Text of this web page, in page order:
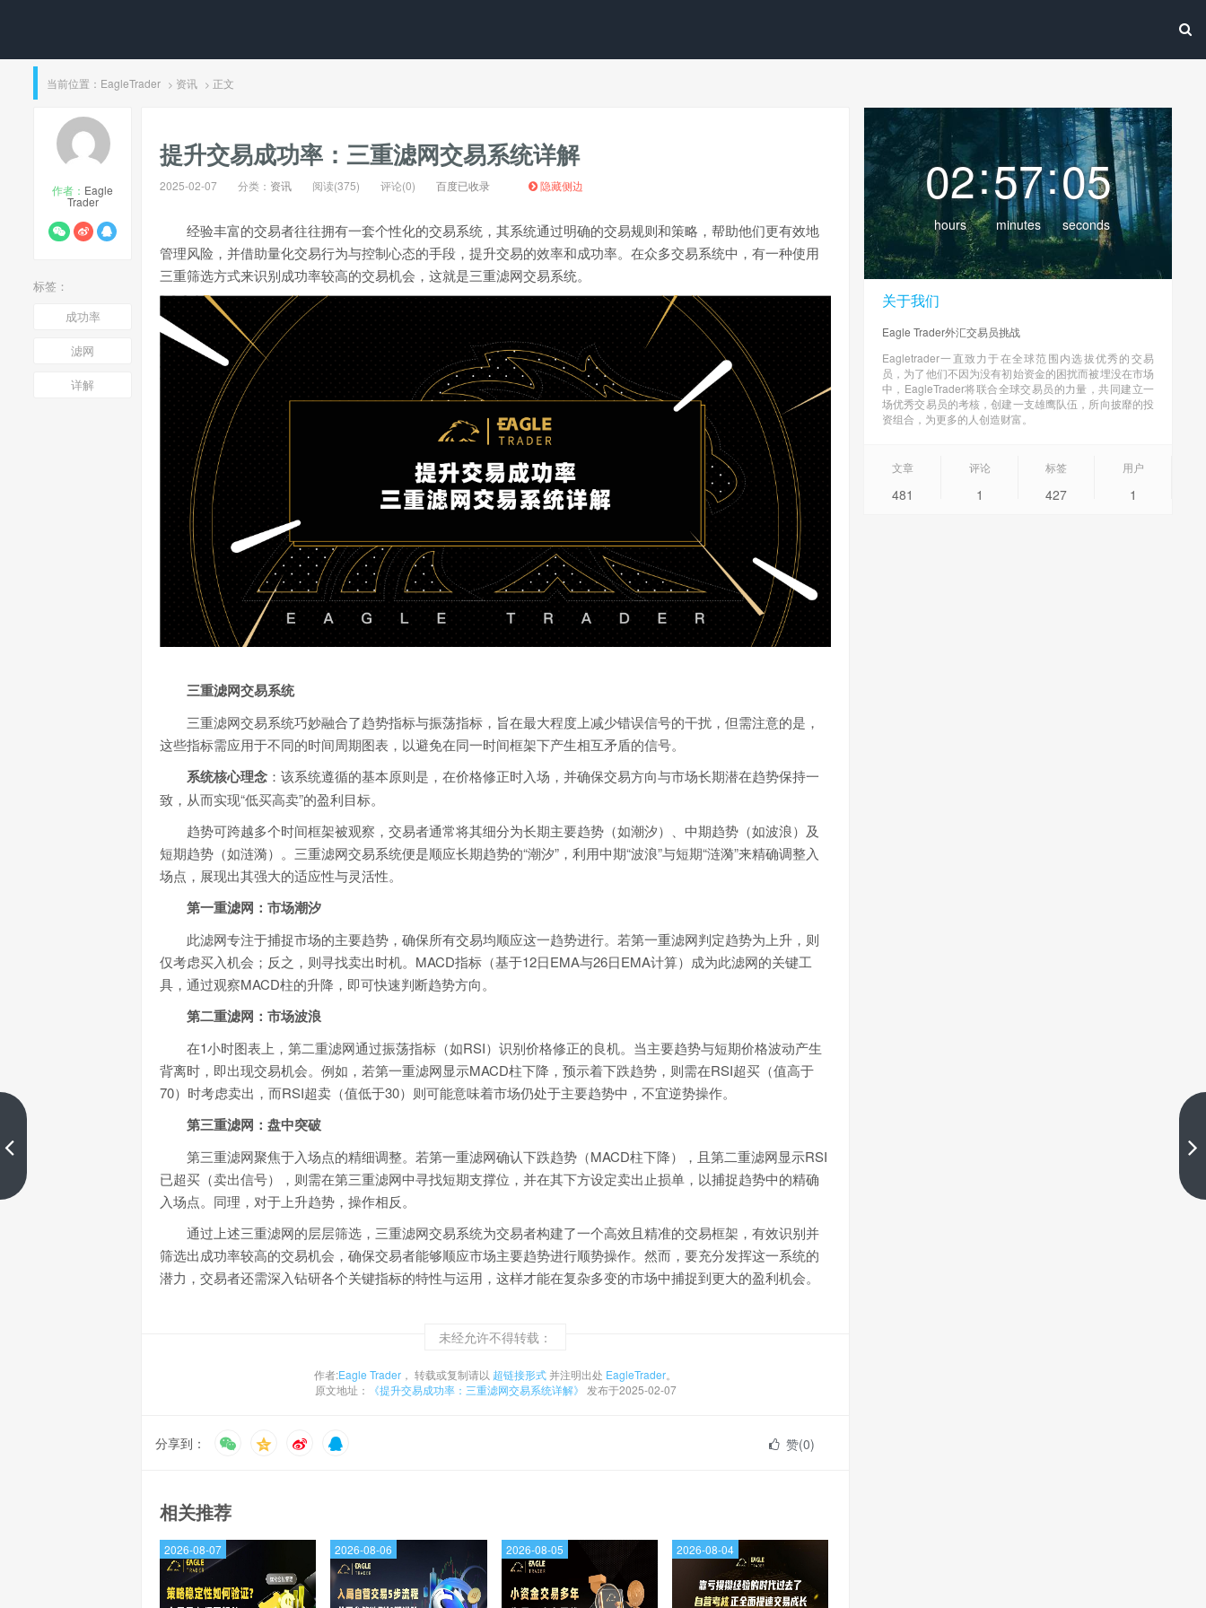
K线图新玩法：利用PinBar精准捕
上一篇
当前位置： EagleTrader > 资讯 > 正文
作者： Eagle
Trader
标签：
成功率
滤网
详解
​提升交易成功率：三重滤网交易系统详解
2025-02-07 分类： 资讯 阅读(375) 评论(0) 百度已收录 隐藏侧边
经验丰富的交易者往往拥有一套个性化的交易系统，其系统通过明确的交易规则和策略，帮助他们更有效地
管理风险，并借助量化交易行为与控制心态的手段，提升交易的效率和成功率。在众多交易系统中，有一种使用
三重筛选方式来识别成功率较高的交易机会，这就是三重滤网交易系统。
三重滤网交易系统
三重滤网交易系统巧妙融合了趋势指标与振荡指标，旨在最大程度上减少错误信号的干扰，但需注意的是，
这些指标需应用于不同的时间周期图表，以避免在同一时间框架下产生相互矛盾的信号。
系统核心理念 ：该系统遵循的基本原则是，在价格修正时入场，并确保交易方向与市场长期潜在趋势保持一
致，从而实现“低买高卖”的盈利目标。
趋势可跨越多个时间框架被观察，交易者通常将其细分为长期主要趋势（如潮汐）、中期趋势（如波浪）及
短期趋势（如涟漪）。三重滤网交易系统便是顺应长期趋势的“潮汐”，利用中期“波浪”与短期“涟漪”来精确调整入
场点，展现出其强大的适应性与灵活性。
第一重滤网：市场潮汐
此滤网专注于捕捉市场的主要趋势，确保所有交易均顺应这一趋势进行。若第一重滤网判定趋势为上升，则
仅考虑买入机会；反之，则寻找卖出时机。MACD指标（基于12日EMA与26日EMA计算）成为此滤网的关键工
具，通过观察MACD柱的升降，即可快速判断趋势方向。
第二重滤网：市场波浪
在1小时图表上，第二重滤网通过振荡指标（如RSI）识别价格修正的良机。当主要趋势与短期价格波动产生
背离时，即出现交易机会。例如，若第一重滤网显示MACD柱下降，预示着下跌趋势，则需在RSI超买（值高于
70）时考虑卖出，而RSI超卖（值低于30）则可能意味着市场仍处于主要趋势中，不宜逆势操作。
第三重滤网：盘中突破
第三重滤网聚焦于入场点的精细调整。若第一重滤网确认下跌趋势（MACD柱下降），且第二重滤网显示RSI
已超买（卖出信号），则需在第三重滤网中寻找短期支撑位，并在其下方设定卖出止损单，以捕捉趋势中的精确
入场点。同理，对于上升趋势，操作相反。
通过上述三重滤网的层层筛选，三重滤网交易系统为交易者构建了一个高效且精准的交易框架，有效识别并
筛选出成功率较高的交易机会，确保交易者能够顺应市场主要趋势进行顺势操作。然而，要充分发挥这一系统的
潜力，交易者还需深入钻研各个关键指标的特性与运用，这样才能在复杂多变的市场中捕捉到更大的盈利机会。
未经允许不得转载：
作者:Eagle Trader ， 转载或复制请以 超链接形式并注明出处 EagleTrader。
原文地址：
《​提升交易成功率：三重滤网交易系统详解》 发布于2025-02-07
分享到： 赞(0)
相关推荐
2026-08-07 2026-08-06 2026-08-05 2026-08-04
02
hours
:57
minutes
:06
seconds
关于我们
Eagle Trader外汇交易员挑战
Eagletrader一直致力于在全球范围内选拔优秀的交易
员，为了他们不因为没有初始资金的困扰而被埋没在市场
中，EagleTrader将联合全球交易员的力量，共同建立一
场优秀交易员的考核，创建一支雄鹰队伍，所向披靡的投
资组合，为更多的人创造财富。
文章
481
评论
1
标签
427
用户
1